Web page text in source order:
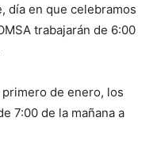
día en que celebramos
trabajarán de 6:00
de enero, los
7:00 de la mañana a